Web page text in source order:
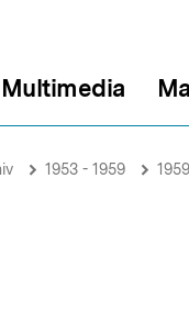
Multimedia
1953 - 1959 1959